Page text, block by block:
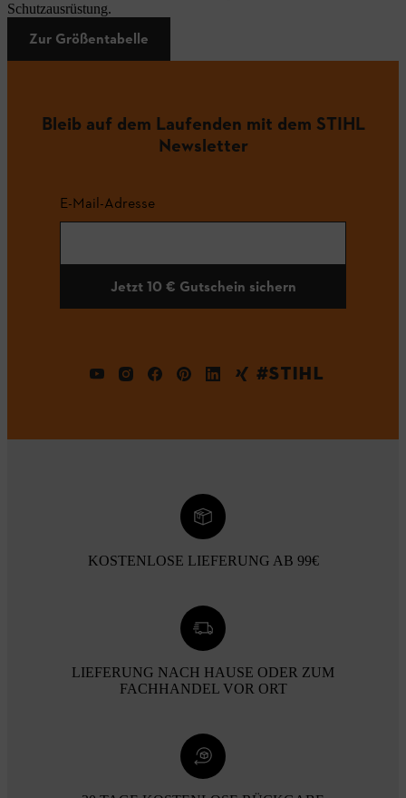
Schutzausrüstung.
Zur Größentabelle
Bleib auf dem Laufenden mit dem STIHL
Newsletter
E-Mail-Adresse
Jetzt 10 € Gutschein sichern
#STIHL
KOSTENLOSE LIEFERUNG AB 99€
LIEFERUNG NACH HAUSE ODER ZUM
FACHHANDEL VOR ORT